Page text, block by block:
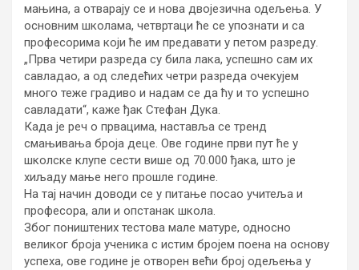
мањина, а отварају се и нова двојезична одељења. У
основним школама, четвртаци ће се упознати и са
професорима који ће им предавати у петом разреду.
„Прва четири разреда су била лака, успешно сам их
савладао, а од следећих четри разреда очекујем
много теже градиво и надам се да ћу и то успешно
савладати“, каже ђак Стефан Дука.
Када је реч о првацима, наставља се тренд
смањивања броја деце. Ове године први пут ће у
школске клупе сести више од 70.000 ђака, што је
хиљаду мање него прошле године.
На тај начин доводи се у питање посао учитеља и
професора, али и опстанак школа.
Због поништених тестова мале матуре, односно
великог броја ученика с истим бројем поена на основу
успеха, ове године је отворен већи број одељења у